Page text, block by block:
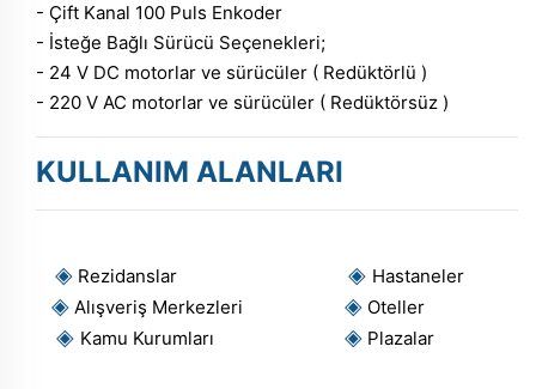
- Çift Kanal 100 Puls Enkoder
- İsteğe Bağlı Sürücü Seçenekleri;
- 24 V DC motorlar ve sürücüler ( Redüktörlü )
- 220 V AC motorlar ve sürücüler ( Redüktörsüz )
KULLANIM ALANLARI
◈ Rezidanslar ◈ Hastaneler
◈ Alışveriş Merkezleri ◈ Oteller
◈ Kamu Kurumları ◈ Plazalar